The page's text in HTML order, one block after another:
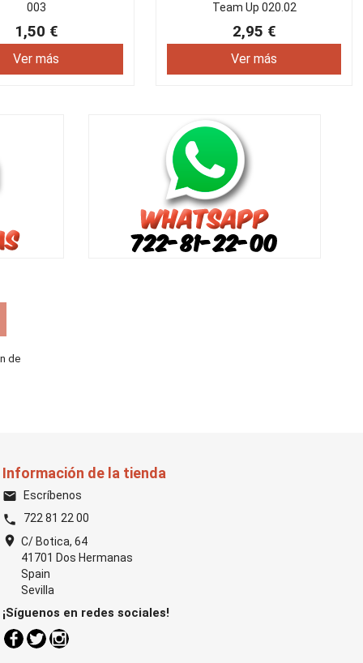
003
1,50 €
Ver más
Team Up 020.02
2,95 €
Ver más
de
Información de la tienda
email Escríbenos
phone 722 81 22 00
location_on C/ Botica, 64
41701 Dos Hermanas
Spain
Sevilla
¡Síguenos en redes sociales!
Facebook
TwitterInstagram